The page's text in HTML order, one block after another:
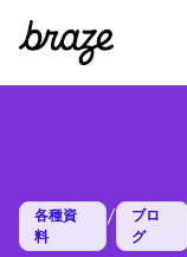
各種資
料
/
ブロ
グ